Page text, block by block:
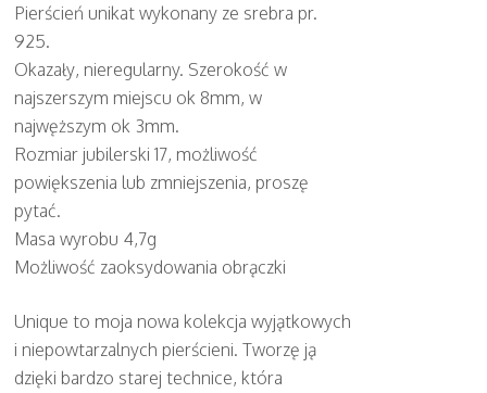
Pierścień unikat wykonany ze srebra pr.
925.
Okazały, nieregularny. Szerokość w
najszerszym miejscu ok 8mm, w
najwęższym ok 3mm.
Rozmiar jubilerski 17, możliwość
powiększenia lub zmniejszenia, proszę
pytać.
Masa wyrobu 4,7g
Możliwość zaoksydowania obrączki
Unique to moja nowa kolekcja wyjątkowych
i niepowtarzalnych pierścieni. Tworzę ją
dzięki bardzo starej technice, która